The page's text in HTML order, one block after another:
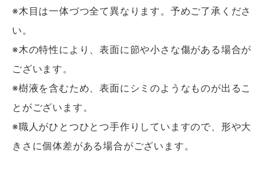
※木目は一体づつ全て異なります。予めご了承くださ
い。
※木の特性により、表面に節や小さな傷がある場合が
ございます。
※樹液を含むため、表面にシミのようなものが出るこ
とがございます。
※職人がひとつひとつ手作りしていますので、形や大
きさに個体差がある場合がございます。